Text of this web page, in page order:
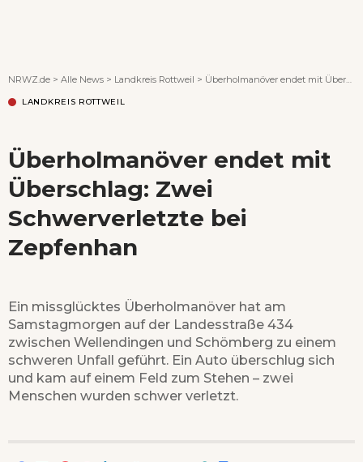
NRWZ.de > Alle News > Landkreis Rottweil > Überholmanöver endet mit Überschlag: Zwei Schwerverletzte bei Zepfenhan
LANDKREIS ROTTWEIL
Überholmanöver endet mit
Überschlag: Zwei
Schwerverletzte bei
Zepfenhan
Ein missglücktes Überholmanöver hat am
Samstagmorgen auf der Landesstraße 434
zwischen Wellendingen und Schömberg zu einem
schweren Unfall geführt. Ein Auto überschlug sich
und kam auf einem Feld zum Stehen – zwei
Menschen wurden schwer verletzt.